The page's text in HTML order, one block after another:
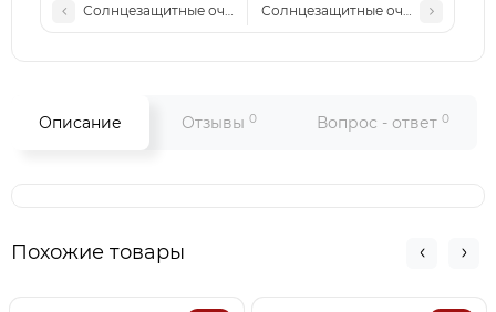
Солнцезащитные очки Mayb M69000 сталь-черные
Солнцезащитные очки LV 219 c6
Описание Отзывы 0 Вопрос - ответ 0
Похожие товары